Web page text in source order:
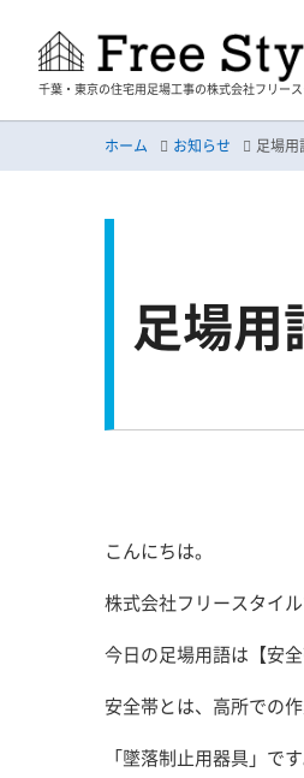
千葉・東京の住宅用足場工事の株式会社フリー
ホーム お知らせ 足場
足場
こんにちは。
株式会社フリースタイル
今日の足場用語は【安全
安全帯とは、高所での
「墜落制止用器具」です